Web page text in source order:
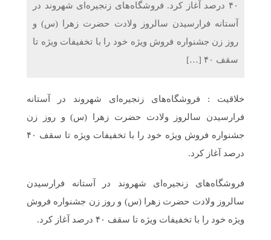
۴۰ درصد آغاز کرد. فروشگاه‌های زنجیره‌ای شهروند در
آستانه فرارسیدن سالروز ولادت حضرت زهرا (س) و
روز زن جشنواره فروش ویژه‌ خود را با تخفیفات ویژه تا
سقف ۴۰ […]
خلاقیت : فروشگاه‌های زنجیره‌ای شهروند در آستانه
فرارسیدن سالروز ولادت حضرت زهرا (س) و روز زن
جشنواره فروش ویژه‌ خود را با تخفیفات ویژه تا سقف ۴۰
درصد آغاز کرد.
فروشگاه‌های زنجیره‌ای شهروند در آستانه فرارسیدن
سالروز ولادت حضرت زهرا (س) و روز زن جشنواره فروش
ویژه‌ خود را با تخفیفات ویژه تا سقف ۴۰ درصد آغاز کرد.